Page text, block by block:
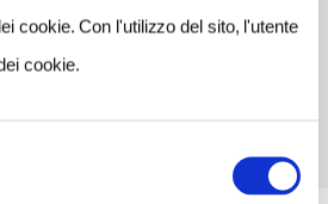
cookie. Con l'utilizzo del sito, l'utente
cookie.